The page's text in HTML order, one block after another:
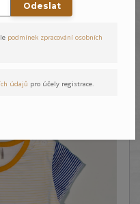
/ šaty
Odeslat
podmínek zpracování osobních
údajů pro účely registrace.